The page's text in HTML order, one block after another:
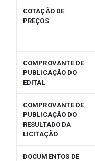
COTAÇÃO DE
PREÇOS
COMPROVANTE DE
PUBLICAÇÃO DO
EDITAL
COMPROVANTE DE
PUBLICAÇÃO DO
RESULTADO DA
LICITAÇÃO
DOCUMENTOS DE